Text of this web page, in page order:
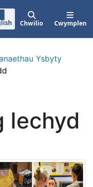
Chwilio Cwymplen
Ysbyty
Iechyd